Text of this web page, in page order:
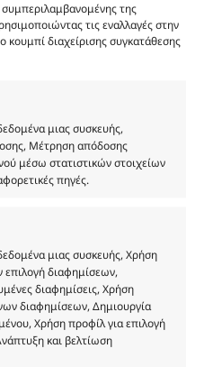
της
τις εναλλαγές στην
κουμπί διαχείρισης συγκατάθεσης
μιας συσκευής,
Μέτρηση απόδοσης
μέσω στατιστικών στοιχείων
πηγές.
μιας συσκευής, Χρήση
επιλογή διαφημίσεων,
διαφημίσεις, Χρήση
διαφημίσεων, Δημιουργία
Χρήση προφίλ για επιλογή
και βελτίωση
ανταποκρίνονται στην
επιχείρησης μας δεν
εξαπάτηση του
από τα
οίκων. Οι
τα σήματα των
και
των